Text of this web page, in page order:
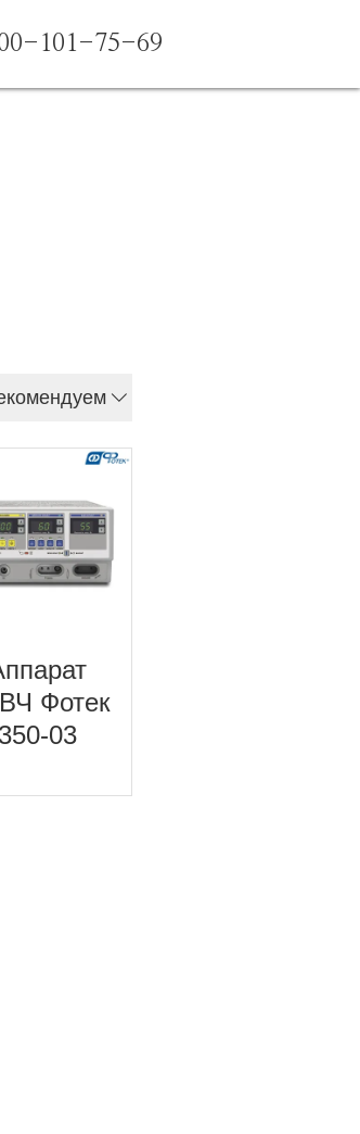
101-75-69
Фотек
350-03